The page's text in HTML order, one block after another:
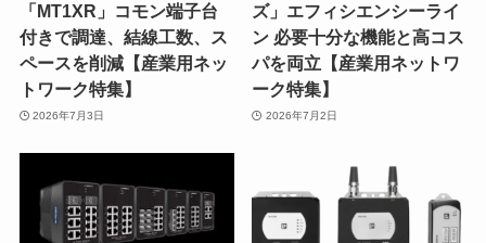
「MT1XR」コモン端子台
付きで調達、結線工数、ス
ペースを削減【産業用ネッ
トワーク特集】
2026年7月3日
ズ」エフィシエンシーライ
ン 必要十分な機能と高コス
パを両立【産業用ネットワ
ーク特集】
2026年7月2日